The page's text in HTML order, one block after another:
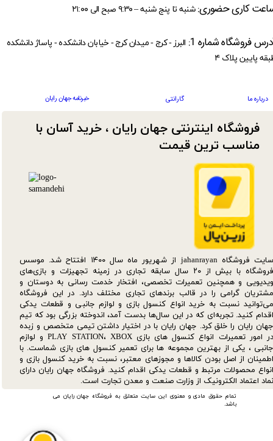
تمام حقوق مادی و معنوی این سایت متعلق به فروشگاه جهان رایان می
باشد.
سایت فروشگاه jahanrayan از شهریور ماه سال ۱۴۰۰ افتتاح شد. موسس
فروشگاه با بیش از ۲۰ سال سابقه تجاری در زمینه تجهیزات و بازی‌های
ویدیویی و همچنین تعمیرات تخصصی، افتخار خدمت رسانی به دوستان و
مشتریان گرامی را در قالب برندهای تجاری مختلف دارد. در این فروشگاه
می‌توانید نسبت به خرید انواع کنسول بازی و لوازم جانبی و قطعات یدکی‌
اقدام کنید. تجربه‌ای که در این سال‌ها بدست آمد، اندوخته بزرگی بود که تیم
جهان رایان را خلق کرد. جهان رایان با در اختیار داشتن تیمی متخصص و زبده
در امور تعمیرات انواع کنسول های بازی PLAY STATION، XBOX و لوازم
جانبی ، یکی از بهترین مجموعه ها برای تعمیر کنسول های بازی شماست. با
اطمینان از اصل بودن کالاها و مجوزهای معتبر، نسبت به خرید کنسول بازی و
انواع محصولات مرتبط و قطعات یدکی اقدام کنید. فروشگاه جهان رایان دارای
نماد اعتماد الکترونیک از وزارت صنعت و معدن تجارت است.
فروشگاه اینترنتی جهان رایان ، خرید آسان با
مناسب ترین قیمت​​​​​​​
کاری حضوری: شنبه تا پنج شنبه – ۹:۳۰ صبح الی ۲۱:۰۰
درباره ما گارانتی خبرنامه جهان رایان
فروشگاه شماره 1:
البرز - کرج - میدان کرج - خیابان دانشکده - پاساژ دانشکده
پایین پلاک ۴